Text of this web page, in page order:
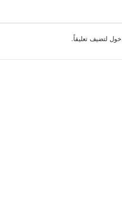
لتضيف تعليقاً.